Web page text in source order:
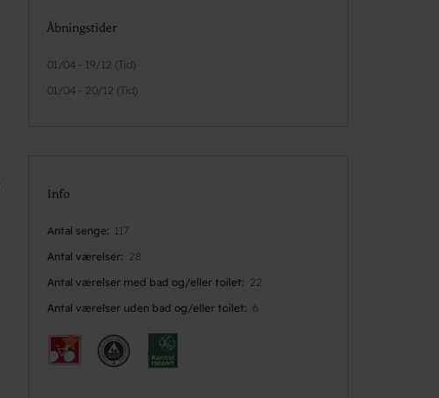
Åbningstider
01/04 - 19/12 (Tid)
01/04 - 20/12 (Tid)
Info
Antal senge
117
Antal værelser
28
Antal værelser med bad og/eller toilet
22
Antal værelser uden bad og/eller toilet
6